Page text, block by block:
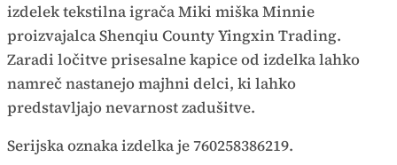
izdelek tekstilna igrača Miki miška Minnie
proizvajalca Shenqiu County Yingxin Trading.
Zaradi ločitve prisesalne kapice od izdelka lahko
namreč nastanejo majhni delci, ki lahko
predstavljajo nevarnost zadušitve.
Serijska oznaka izdelka je 760258386219.